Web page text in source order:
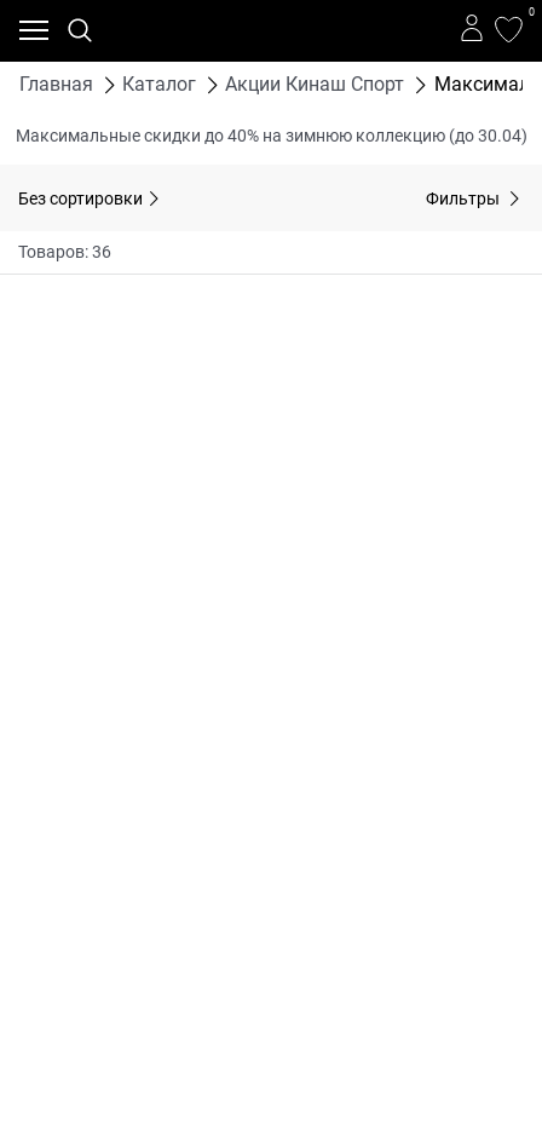
0
Главная Каталог Акции Кинаш Спорт
Максимальные скидки до 40% на зимнюю коллекцию (до 30.04)
Без сортировки Фильтры
Товаров: 36